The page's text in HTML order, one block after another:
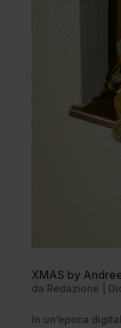
XMAS by
da Redazione
In un’epoca